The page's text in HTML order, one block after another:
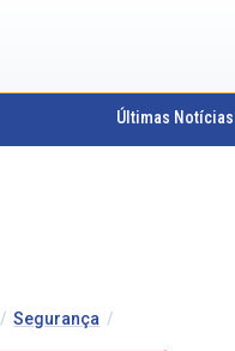
Últimas Notícias
/Segurança /